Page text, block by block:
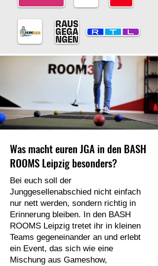
Was macht euren JGA in den BASH
ROOMS Leipzig besonders?
Bei euch soll der
Junggesellenabschied nicht einfach
nur nett werden, sondern richtig in
Erinnerung bleiben. In den BASH
ROOMS Leipzig tretet ihr in kleinen
Teams gegeneinander an und erlebt
ein Event, das sich wie eine
Mischung aus Gameshow,